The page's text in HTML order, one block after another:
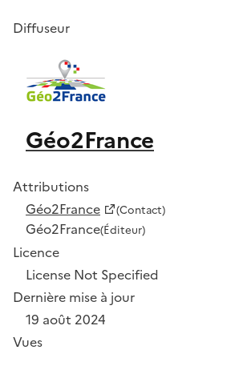
Diffuseur
Géo2France
Attributions
Géo2France
(Contact)
Géo2France(Éditeur)
Licence
License Not Specified
Dernière mise à jour
19 août 2024
Vues